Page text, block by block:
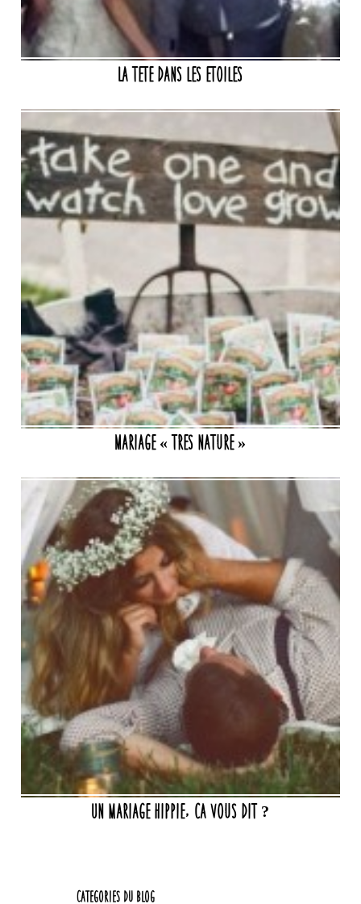
La tete dans les etoiles
Mariage « tres nature »
Un mariage hippie, ca vous dit ?
Categories du blog